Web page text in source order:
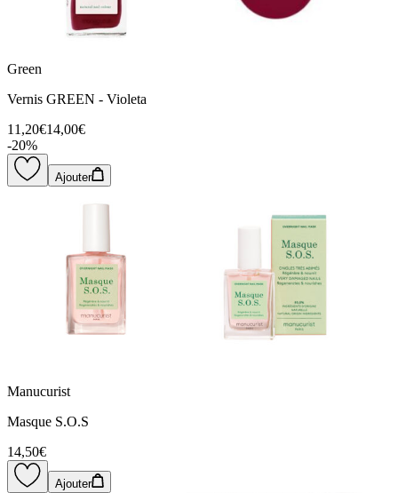
Green
Vernis GREEN - Violeta
11,20€14,00€
-20%
Ajouter
Manucurist
Masque S.O.S
14,50€
Ajouter